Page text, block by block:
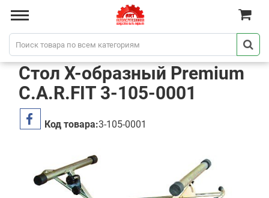
Стол Х-образный Premium
C.A.R.FIT 3-105-0001
Код товара:3-105-0001